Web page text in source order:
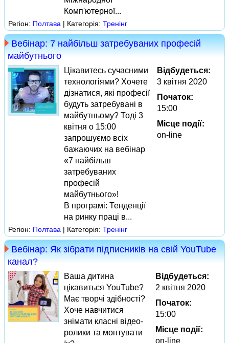
Комп'ютерної...
Регіон: Полтава | Категорія: Тренінг
Вебінар: 7 найбільш затребуваних професій
майбутнього
Цікавитесь сучасними
технологіями? Хочете
дізнатися, які професії
будуть затребувані в
майбутньому? Тоді 3
квітня о 15:00
запрошуємо всіх
бажаючих на вебінар
«7 найбільш
затребуваних
професій
майбутнього»!
В програмі: Тенденції
на ринку праці в...
Відбудеться:
3 квітня 2020
Початок:
15:00
Місце події:
on-line
Регіон: Полтава | Категорія: Тренінг
Вебінар: Як зібрати підписників на свій YouTube
канал?
Ваша дитина
цікавиться YouTube?
Має творчі здібності?
Хоче навчитися
знімати класні відео-
ролики та монтувати
Відбудеться:
2 квітня 2020
Початок:
15:00
Місце події:
on-line